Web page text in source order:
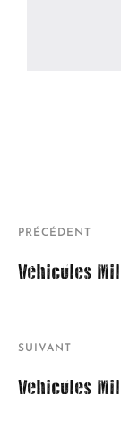
PRÉCÉDENT
Véhicules
SUIVANT
Véhicules